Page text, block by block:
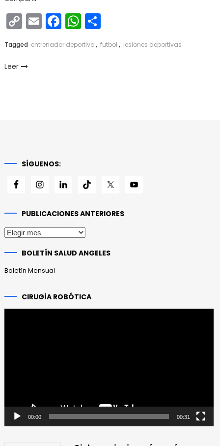
Copy
Link
EmailFacebook
WhatsApp
Compartir
Tagged entrenador deportivo, futbol , lesiones deportivas
Leer
SÍGUENOS:
PUBLICACIONES ANTERIORES
Publicaciones
BOLETÍN SALUD ANGELES
Boletín Mensual
CIRUGÍA ROBÓTICA
00:00 00:31